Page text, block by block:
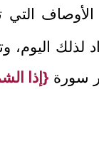
الأوصاف التي
لذلك
سورة {إذا